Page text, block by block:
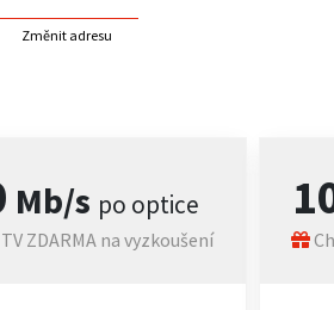
Změnit adresu
Mb/s po optice
ZDARMA na vyzkoušení